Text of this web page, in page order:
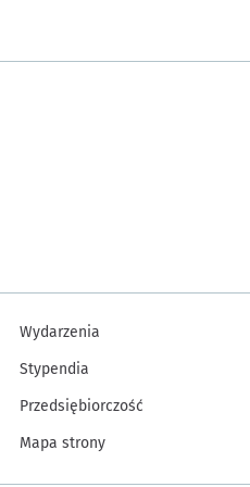
Wydarzenia
Stypendia
Przedsiębiorczość
Mapa strony